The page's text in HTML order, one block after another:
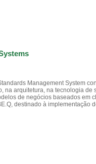
Management System
na arquitetura, na tecnologia de
de negócios baseados em
destinado à implementação